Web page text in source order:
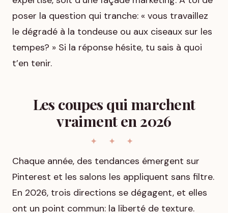
poser la question qui tranche: « vous travaillez
le dégradé à la tondeuse ou aux ciseaux sur les
tempes? » Si la réponse hésite, tu sais à quoi
t’en tenir.
Les coupes qui marchent
vraiment en 2026
Chaque année, des tendances émergent sur
Pinterest et les salons les appliquent sans filtre.
En 2026, trois directions se dégagent, et elles
ont un point commun: la liberté de texture.